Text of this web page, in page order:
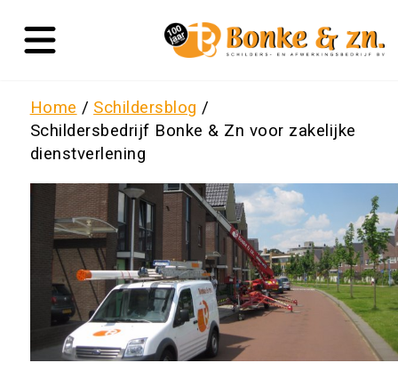
Home
Schildersblog
Schildersbedrijf Bonke & Zn voor zakelijke
dienstverlening